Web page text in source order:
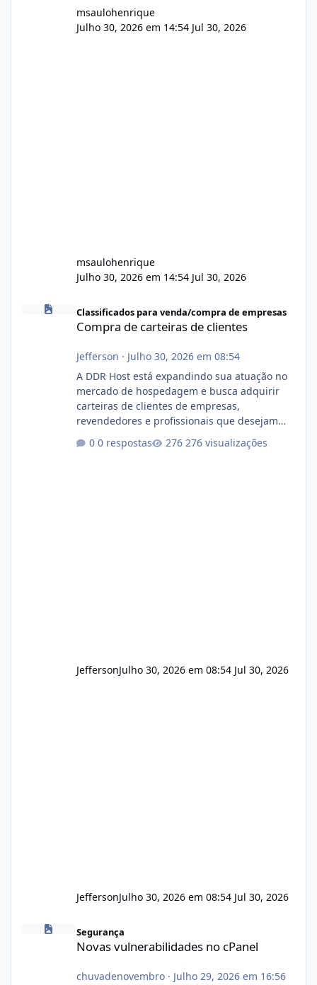
msaulohenrique
Julho 30, 2026 em 14:54 Jul 30, 2026
msaulohenrique
Julho 30, 2026 em 14:54 Jul 30, 2026
Classificados para venda/compra de empresas
Compra de carteiras de clientes
Jefferson · Julho 30, 2026 em 08:54
A DDR Host está expandindo sua atuação no
mercado de hospedagem e busca adquirir
carteiras de clientes de empresas,
revendedores e profissionais que desejam
operação. Se você possui clientes ativos de
0 respostas 276 visualizações
JeffersonJulho 30, 2026 em 08:54 Jul 30, 2026
JeffersonJulho 30, 2026 em 08:54 Jul 30, 2026
Novas vulnerabilidades no cPanel
Segurança
Novas vulnerabilidades no cPanel
chuvadenovembro· Julho 29, 2026 em 16:56